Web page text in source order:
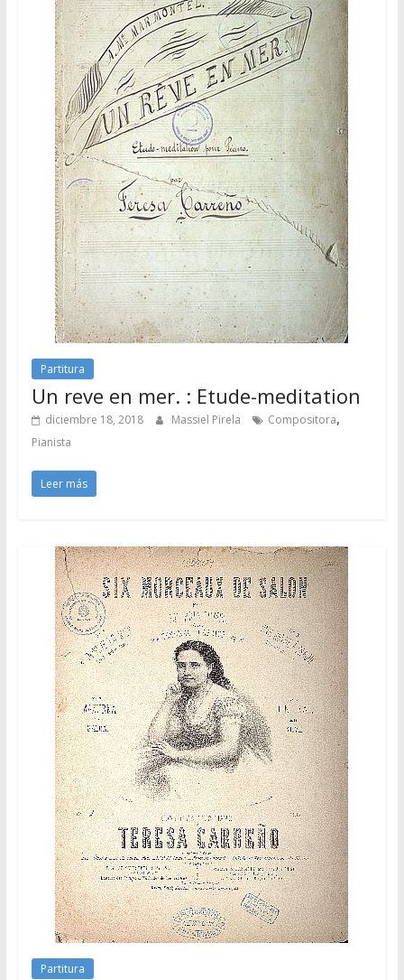
Partitura
Un reve en mer. : Etude-meditation
diciembre 18, 2018 Massiel Pirela Compositora,
Pianista
Leer más
Partitura